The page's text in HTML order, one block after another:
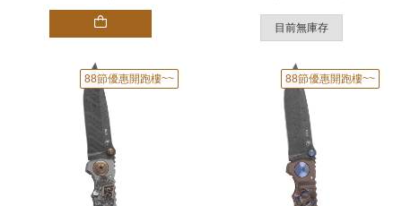
目前無庫存
88節優惠開跑樓~~ 88節優惠開跑樓~~